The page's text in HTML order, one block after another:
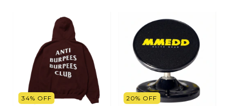
34% OFF 20% OFF